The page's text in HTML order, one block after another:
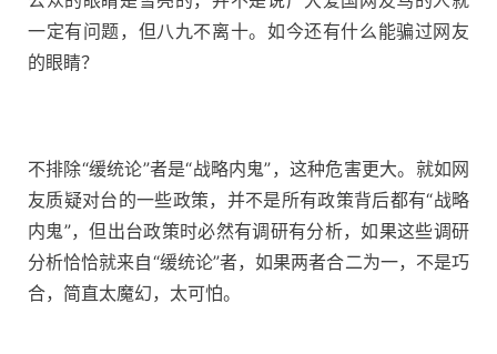
一定有问题，但八九不离十。如今还有什么能骗过网友
的眼睛？
不排除“缓统论”者是“战略内鬼”，这种危害更大。就如网
友质疑对台的一些政策，并不是所有政策背后都有“战略
内鬼”，但出台政策时必然有调研有分析，如果这些调研
分析恰恰就来自“缓统论”者，如果两者合二为一，不是巧
合，简直太魔幻，太可怕。